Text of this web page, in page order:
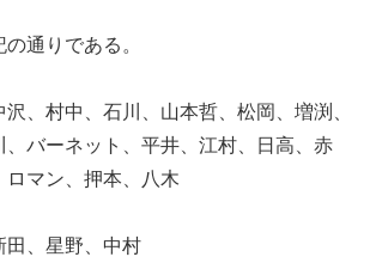
通りである。
沢、村中、石川、山本哲、松岡、増渕、
、バーネット、平井、江村、日高、赤
ロマン、押本、八木
田、星野、中村